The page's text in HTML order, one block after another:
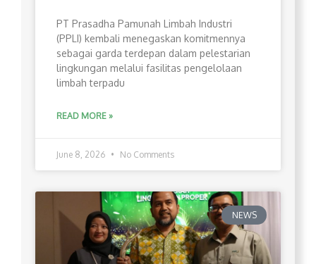
PT Prasadha Pamunah Limbah Industri
(PPLI) kembali menegaskan komitmennya
sebagai garda terdepan dalam pelestarian
lingkungan melalui fasilitas pengelolaan
limbah terpadu
READ MORE »
June 8, 2026 No Comments
NEWS